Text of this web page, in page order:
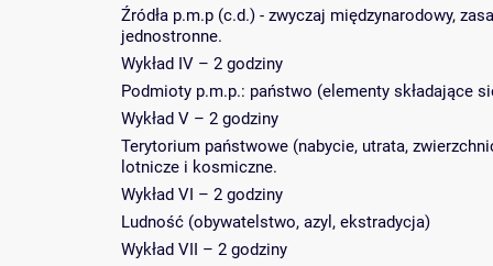
Źródła p.m.p (c.d.) - zwyczaj międzynarodowy,
jednostronne.
Wykład IV – 2 godziny
Podmioty p.m.p.: państwo (elementy składające
Wykład V – 2 godziny
Terytorium państwowe (nabycie, utrata,
lotnicze i kosmiczne.
Wykład VI – 2 godziny
Ludność (obywatelstwo, azyl, ekstradycja)
Wykład VII – 2 godziny